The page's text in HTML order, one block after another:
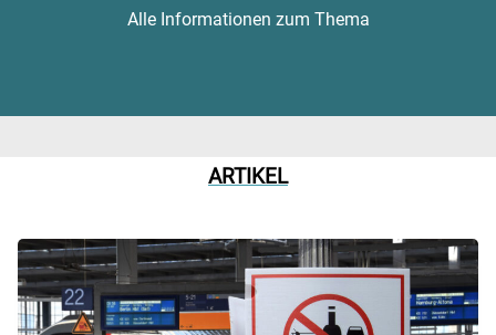
Alle Informationen zum Thema
ARTIKEL